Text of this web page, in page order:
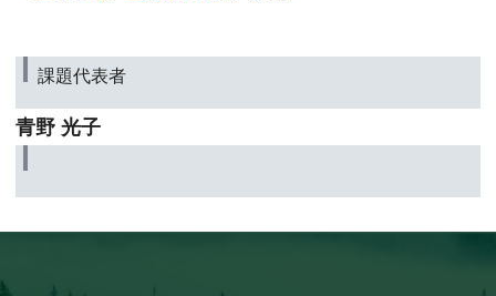
課題代表者
青野 光子